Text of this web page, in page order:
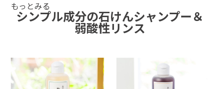
もっとみる
シンプル成分の石けんシャンプー＆
弱酸性リンス